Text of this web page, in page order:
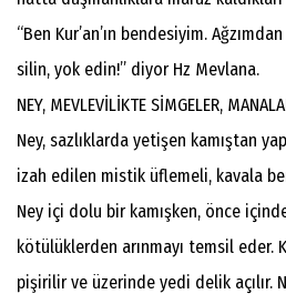
“Ben Kur’an’ın bendesiyim.
silin, yok edin!” diyor Hz Mevlana.
NEY, MEVLEVİLİKTE SİMGELER,
Ney, sazlıklarda yetişen kamıştan
izah edilen mistik üflemeli, kavala
Ney içi dolu bir kamışken, önce
kötülüklerden arınmayı temsil eder.
pişirilir ve üzerinde yedi delik açılır.